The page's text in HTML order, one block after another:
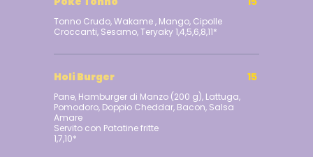
Tonno Crudo, Wakame , Mango, Cipolle
Croccanti, Sesamo, Teryaky 1,4,5,6,8,11*
Holi Burger
Pane, Hamburger di Manzo (200 g), Lattuga,
Pomodoro, Doppio Cheddar, Bacon, Salsa
Amare
Servito con Patatine fritte
1,7,10*
15